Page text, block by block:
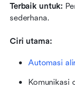
Terbaik untuk:
sederhana.
Ciri utama:
Automasi
Komunikasi